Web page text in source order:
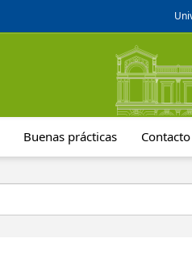
Buenas prácticas Contacto